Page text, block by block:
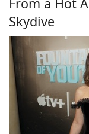
Skydive